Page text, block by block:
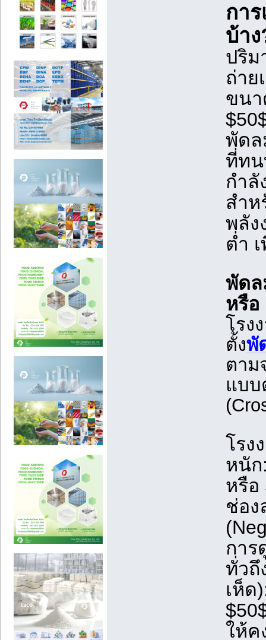
กา
บ้าง
ปริม
ถ่าย
ขนา
พัดล
ที่ทน
กำลั
สำห
พลัง
ต่ำ
พัดล
หรือ
โรง
ตั้งพั
ตาม
แบบ
โรง
หนัก
หรือ
ช่อง
การ
ทั่วถึ
เห็
ให้ค